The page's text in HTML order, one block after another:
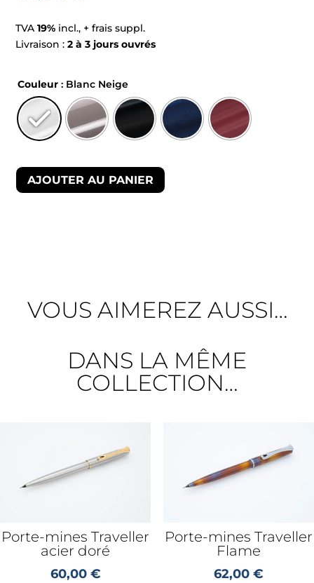
TVA19% incl., + frais suppl.
Livraison :2 à 3 jours ouvrés
Couleur : Blanc Neige
AJOUTER AU PANIER
VOUS AIMEREZ AUSSI…
DANS LA MÊME
COLLECTION…
Porte-mines Traveller
acier doré
60,00 €
Porte-mines Traveller
Flame
62,00 €